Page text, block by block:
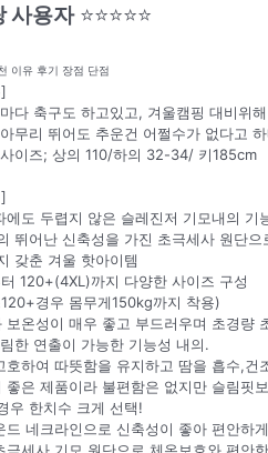
사용자 ⭐⭐⭐⭐⭐
이유 후기 장점 단점
다 축구도 하고있고, 겨울캠핑 대비위
무리 뛰어도 추운건 어쩔수가 없다고
이즈; 상의 110/하의 32-34/ 키185cm
에도 두렵지 않은 슬레진저 기모내의 기
뛰어난 신축성을 가진 초극세사 원단으
갖춘 겨울 핫아이템
120+(4XL)까지 다양한 사이즈 구성
경우 몸무게150kg까지 착용)
보온성이 매우 좋고 부드러우며 초경량
한 연출이 가능한 기능성 내의.
호하여 따뜻함을 유지하고 땀을 흡수,건
좋은 제품이라 불편함은 없지만 슬림핏
우 한치수 크게 선택!
드 네크라인으로 신축성이 좋아 편안하